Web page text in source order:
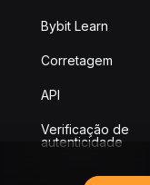
Bybit Learn
Corretagem
API
Verificação de
autenticidade